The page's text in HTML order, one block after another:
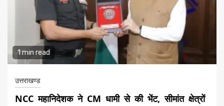
1 min read
उत्तराखण्ड
NCC महानिदेशक ने CM धामी से की भेंट, सीमांत क्षेत्रों